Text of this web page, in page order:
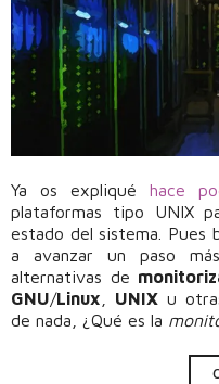
Ya os expliqué hace
plataformas tipo UNIX
estado del sistema. Pues
a avanzar un paso
alternativas de
GNU/Linux UNIXu
de nada, ¿Qué es la